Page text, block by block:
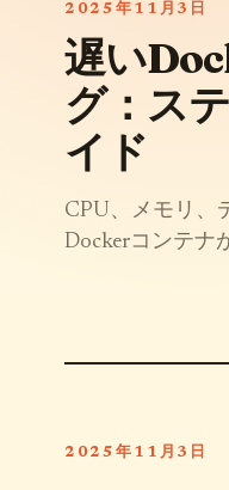
2025年11月3日
遅い
グ：ス
イド
CPU、メモリ、
Dockerコンテナ
2025年11月3日